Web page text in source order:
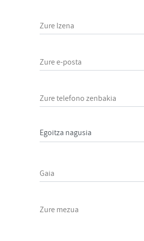
Zure Izena
Zure e-posta
Zure telefono zenbakia
Gaia
Zure mezua